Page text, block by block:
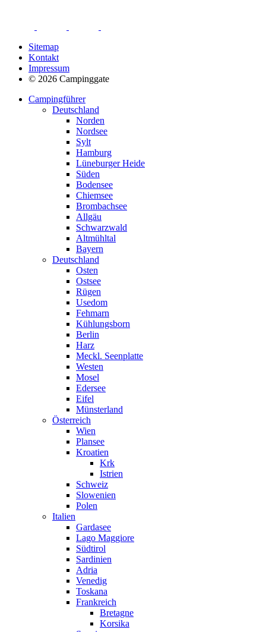
Sitemap
Kontakt
Impressum
© 2026 Campinggate
Campingführer
Deutschland
Norden
Nordsee
Sylt
Hamburg
Lüneburger Heide
Süden
Bodensee
Chiemsee
Brombachsee
Allgäu
Schwarzwald
Altmühltal
Bayern
Deutschland
Osten
Ostsee
Rügen
Usedom
Fehmarn
Kühlungsborn
Berlin
Harz
Meckl. Seenplatte
Westen
Mosel
Edersee
Eifel
Münsterland
Österreich
Wien
Plansee
Kroatien
Krk
Istrien
Schweiz
Slowenien
Polen
Italien
Gardasee
Lago Maggiore
Südtirol
Sardinien
Adria
Venedig
Toskana
Frankreich
Bretagne
Korsika